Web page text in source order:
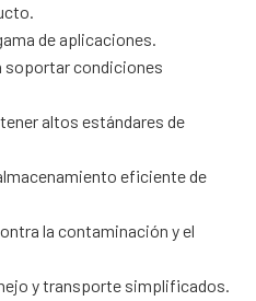
de aplicaciones.
soportar condiciones
altos estándares de
eficiente de
la contaminación y el
y transporte simplificados.